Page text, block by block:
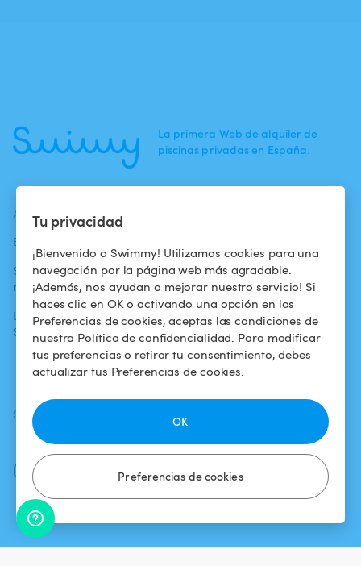
Tu privacidad
¡Bienvenido a Swimmy! Utilizamos cookies para una
navegación por la página web más agradable.
¡Además, nos ayudan a mejorar nuestro servicio! Si
haces clic en OK o activando una opción en las
Preferencias de cookies, aceptas las condiciones de
nuestra Política de confidencialidad. Para modificar
tus preferencias o retirar tu consentimiento, debes
actualizar tus Preferencias de cookies.
Preferencias de cookies
OK
La primera Web de alquiler de
piscinas privadas en España.
ACTUALIDADES
Blog
Swimmy en los
medios
La aventura
Swimmy
Para los
propietarios
Alquilar mi
piscina
¿Cómo funciona?
Condiciones de
uso
Política de
confidencialidad
Aviso legal
SÍGUENOS
Facebook
Instagram